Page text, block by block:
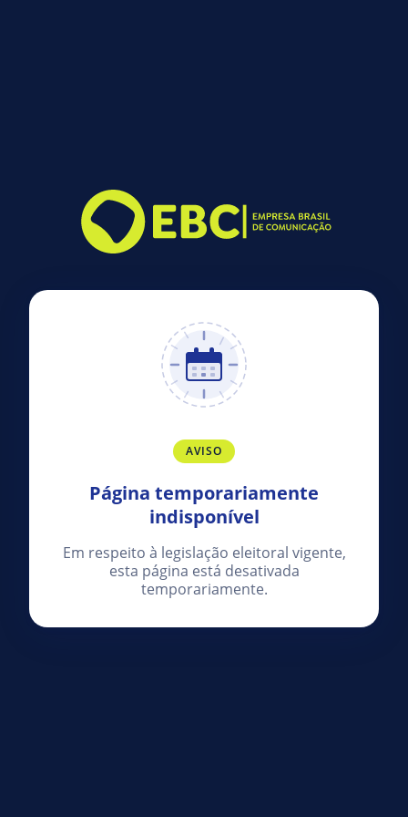
AVISO
Página temporariamente
indisponível
Em respeito à legislação eleitoral vigente,
esta página está desativada
temporariamente.